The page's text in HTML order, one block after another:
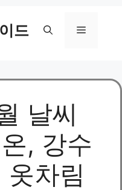
드 메
날씨
, 강수
차림